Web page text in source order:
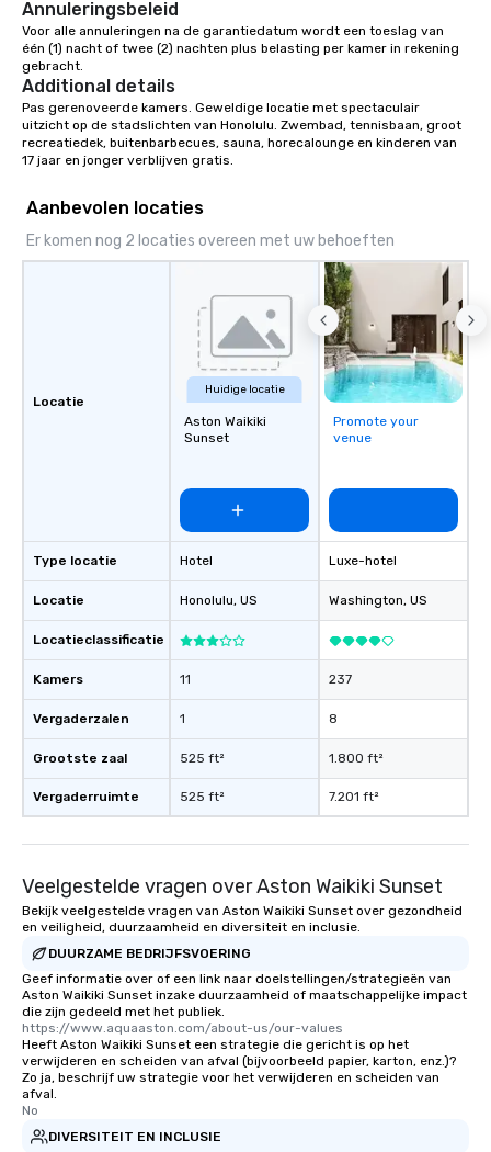
Annuleringsbeleid
Voor alle annuleringen na de garantiedatum wordt een toeslag van
één (1) nacht of twee (2) nachten plus belasting per kamer in rekening
gebracht.
Additional details
Pas gerenoveerde kamers. Geweldige locatie met spectaculair
uitzicht op de stadslichten van Honolulu. Zwembad, tennisbaan, groot
recreatiedek, buitenbarbecues, sauna, horecalounge en kinderen van
17 jaar en jonger verblijven gratis.
Aanbevolen locaties
Er komen nog 2 locaties overeen met uw behoeften
Locatie
Type locatie
Locatie
Locatieclassificatie
Kamers
Vergaderzalen
Grootste zaal
Vergaderruimte
Huidige locatie
Aston Waikiki
Sunset
Hotel
Honolulu, US
11
1
525 ft²
525 ft²
Promote your
venue
Luxe-hotel
Washington, US
237
8
1.800 ft²
7.201 ft²
Veelgestelde vragen over Aston Waikiki Sunset
Bekijk veelgestelde vragen van Aston Waikiki Sunset over gezondheid
en veiligheid, duurzaamheid en diversiteit en inclusie.
DUURZAME BEDRIJFSVOERING
Geef informatie over of een link naar doelstellingen/strategieën van
Aston Waikiki Sunset inzake duurzaamheid of maatschappelijke impact
die zijn gedeeld met het publiek.
https://www.aquaaston.com/about-us/our-values
Heeft Aston Waikiki Sunset een strategie die gericht is op het
verwijderen en scheiden van afval (bijvoorbeeld papier, karton, enz.)?
Zo ja, beschrijf uw strategie voor het verwijderen en scheiden van
afval.
No
DIVERSITEIT EN INCLUSIE